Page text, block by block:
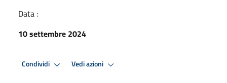
Data :
10 settembre 2024
Condividi Vedi azioni